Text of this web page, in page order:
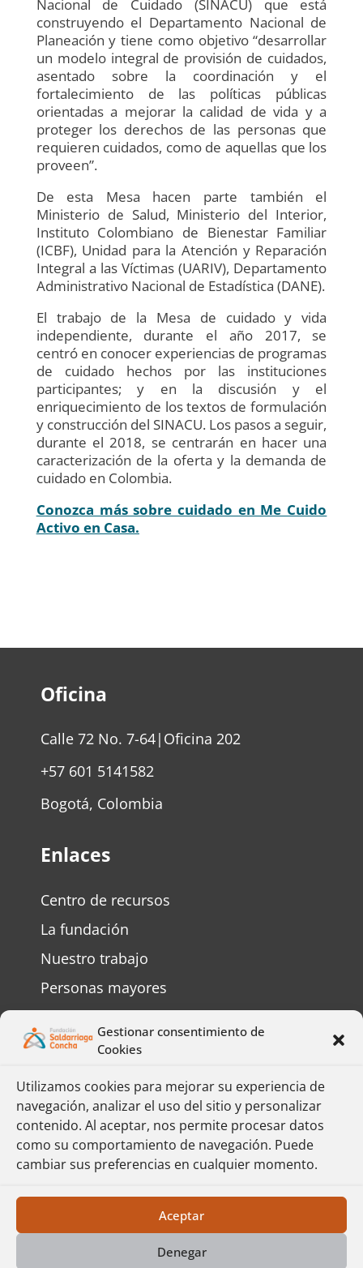
Gestionar consentimiento de
Cookies
Utilizamos cookies para mejorar su experiencia de
navegación, analizar el uso del sitio y personalizar
contenido. Al aceptar, nos permite procesar datos
como su comportamiento de navegación. Puede
cambiar sus preferencias en cualquier momento.
Aceptar
Denegar
Nacional de Cuidado (SINACU) que está
construyendo el Departamento Nacional de
Planeación y tiene como objetivo “desarrollar
un modelo integral de provisión de cuidados,
asentado sobre la coordinación y el
fortalecimiento de las políticas públicas
orientadas a mejorar la calidad de vida y a
proteger los derechos de las personas que
requieren cuidados, como de aquellas que los
proveen”.
De esta Mesa hacen parte también el
Ministerio de Salud, Ministerio del Interior,
Instituto Colombiano de Bienestar Familiar
(ICBF), Unidad para la Atención y Reparación
Integral a las Víctimas (UARIV), Departamento
Administrativo Nacional de Estadística (DANE).
El trabajo de la Mesa de cuidado y vida
independiente, durante el año 2017, se
centró en conocer experiencias de programas
de cuidado hechos por las instituciones
participantes; y en la discusión y el
enriquecimiento de los textos de formulación
y construcción del SINACU. Los pasos a seguir,
durante el 2018, se centrarán en hacer una
caracterización de la oferta y la demanda de
cuidado en Colombia.
Conozca más sobre cuidado en Me Cuido
Activo en Casa.
Oficina
Calle 72 No. 7-64|Oficina 202
+57 601 5141582
Bogotá, Colombia
Enlaces
Centro de recursos
La fundación
Nuestro trabajo
Personas mayores
Personas con discapacidad
Preguntas frecuentes
Contáctenos
Complete el formulario y responderemos
su mensaje lo más pronto posible.
Política de Protección de Datos
Fundación Saldarriaga Concha – Derechos